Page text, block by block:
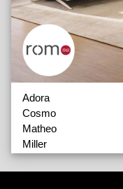
Adora
Cosmo
Matheo
Miller
Monami
Sari